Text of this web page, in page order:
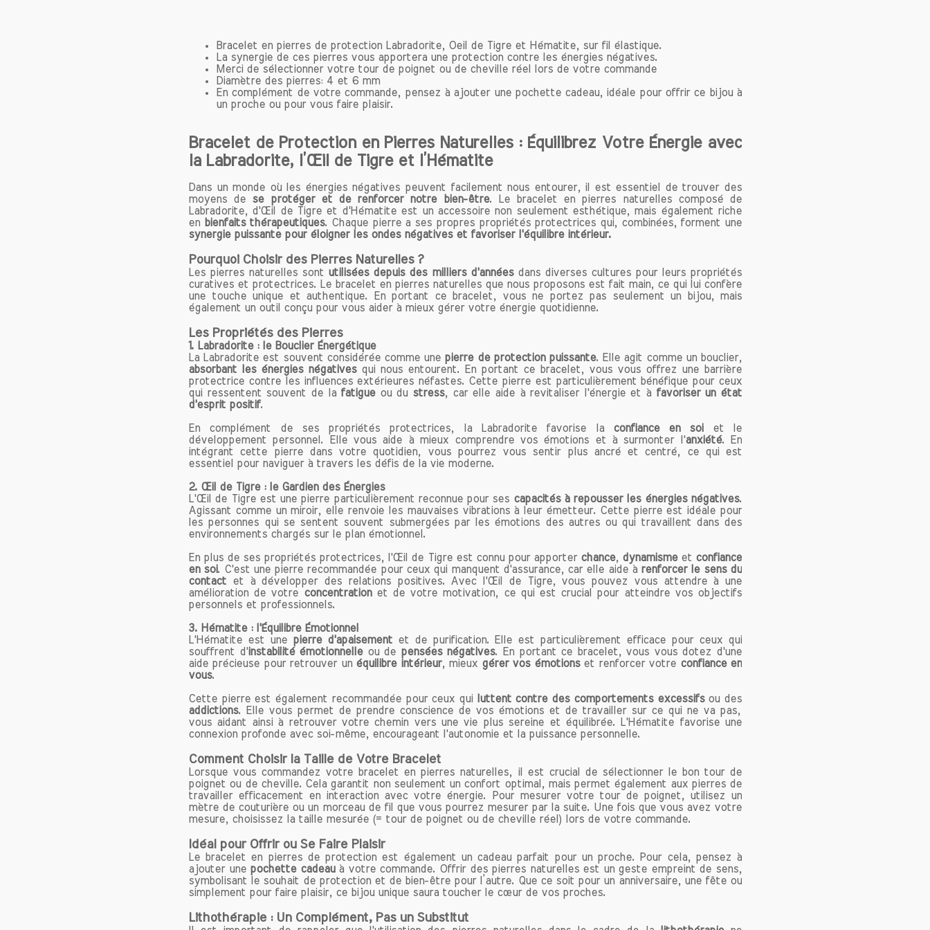
Confiance en Soi Renforcée
Pour ceux qui souffrent d'un manque d'estime de soi ou d'angoisses,
l'hématite peut être un allié précieux. En favorisant une attitude
positive et en renforçant la confiance en soi, cette pierre aide à
et à adopter une posture de vie proactive, permettant ainsi
d’atteindre ses objectifs plus facilement.
Équilibre Émotionnel
L'hématite joue un rôle crucial dans la gestion des émotions. En
apportant une stabilité émotionnelle, elle aide à faire face aux
fluctuations de l'humeur. Grâce à ses propriétés stabilisantes, elle
offrant ainsi une meilleure perspective sur les situations difficiles.
C'est une pierre particulièrement bénéfique pour ceux qui se sentent
souvent submergés par leurs émotions.
En plus de ses effets apaisants, l'hématite est également associée
au courage. Elle protège contre les influences néfastes et aide à
éloigner les pensées négatives. En favorisant un état d'esprit
optimiste, cette pierre encourage à se lancer dans des projets et à
redécouvrir les passions de la vie.
Écoute de Soi et Détection des Problèmes
L'hématite est un outil d'introspection puissant. Elle permet d’être à
l’écoute de soi-même, de détecter les déséquilibres et de prendre
périodes de questionnement ou qui cherchent à mieux comprendre
leurs émotions, l'hématite peut offrir un soutien précieux.
Aide en Cas d'Addictions
Dans le cadre de la lutte contre les addictions, l'hématite se montre
particulièrement efficace. Qu'il s'agisse de tabac, d'alcool ou de
comportements alimentaires excessifs, cette pierre favorise la
discipline et la clarté d'esprit. Elle peut devenir un compagnon idéal
retrouver un équilibre.
Hématite et Signe Astrologique
du Bélier, joue un rôle essentiel dans l'équilibre émotionnel de ceux
qui sont nés sous ce signe de feu. En raison de sa capacité unique à
dynamiser et à revitaliser, l'hématite est considérée comme un
véritable allié pour les Béliers. Cette pierre offre une énergie
stimulante qui permet aux natifs du Bélier de canaliser leur
enthousiasme débordant, favorisant ainsi une motivation constante
dans leurs projets.
L'hématite est également connue pour ses propriétés d'ancrage,
émotionnelles. En portant ou en méditant avec cette pierre, les
Béliers peuvent renforcer leur confiance en eux et leur capacité à
surmonter les défis. Cela les aide non seulement à rester concentrés
sur leurs objectifs, mais aussi à équilibrer leur impulsivité naturelle.
En intégrant l'hématite dans leur quotidien, les Béliers peuvent
Bracelet en pierres de protection Labradorite, Oeil de Tigre et Hématite, sur fil élastique.
La synergie de ces pierres vous apportera une protection contre les énergies négatives.
Merci de sélectionner votre tour de poignet ou de cheville réel lors de votre commande
Diamètre des pierres: 4 et 6 mm
En complément de votre commande, pensez à ajouter une pochette cadeau, idéale pour offrir ce bijou à
un proche ou pour vous faire plaisir.
Bracelet de Protection en Pierres Naturelles : Équilibrez Votre Énergie avec
la Labradorite, l’Œil de Tigre et l’Hématite
Dans un monde où les énergies négatives peuvent facilement nous entourer, il est essentiel de trouver des
moyens de se protéger et de renforcer notre bien-être. Le bracelet en pierres naturelles composé de
Labradorite, d'Œil de Tigre et d'Hématite est un accessoire non seulement esthétique, mais également riche
en bienfaits thérapeutiques. Chaque pierre a ses propres propriétés protectrices qui, combinées, forment une
synergie puissante pour éloigner les ondes négatives et favoriser l'équilibre intérieur.
Pourquoi Choisir des Pierres Naturelles ?
Les pierres naturelles sont utilisées depuis des milliers d'annéesdans diverses cultures pour leurs propriétés
curatives et protectrices. Le bracelet en pierres naturelles que nous proposons est fait main, ce qui lui confère
une touche unique et authentique. En portant ce bracelet, vous ne portez pas seulement un bijou, mais
également un outil conçu pour vous aider à mieux gérer votre énergie quotidienne.
Les Propriétés des Pierres
1. Labradorite : le Bouclier Énergétique
La Labradorite est souvent considérée comme une pierre de protection puissante. Elle agit comme un bouclier,
absorbant les énergies négativesqui nous entourent. En portant ce bracelet, vous vous offrez une barrière
protectrice contre les influences extérieures néfastes. Cette pierre est particulièrement bénéfique pour ceux
qui ressentent souvent de la fatigueou du stress, car elle aide à revitaliser l'énergie et à favoriser un état
d'esprit positif.
En complément de ses propriétés protectrices, la Labradorite favorise la confiance en soiet le
développement personnel. Elle vous aide à mieux comprendre vos émotions et à surmonter l'anxiété. En
intégrant cette pierre dans votre quotidien, vous pourrez vous sentir plus ancré et centré, ce qui est
essentiel pour naviguer à travers les défis de la vie moderne.
2. Œil de Tigre : le Gardien des Énergies
L'Œil de Tigre est une pierre particulièrement reconnue pour ses capacités à repousser les énergies négatives.
Agissant comme un miroir, elle renvoie les mauvaises vibrations à leur émetteur. Cette pierre est idéale pour
les personnes qui se sentent souvent submergées par les émotions des autres ou qui travaillent dans des
environnements chargés sur le plan émotionnel.
En plus de ses propriétés protectrices, l'Œil de Tigre est connu pour apporter chance, dynamismeet confiance
en soi. C'est une pierre recommandée pour ceux qui manquent d'assurance, car elle aide à renforcer le sens du
contact et à développer des relations positives. Avec l'Œil de Tigre, vous pouvez vous attendre à une
amélioration de votre concentrationet de votre motivation, ce qui est crucial pour atteindre vos objectifs
personnels et professionnels.
3. Hématite : l'Équilibre Émotionnel
L'Hématite est une pierre d'apaisementet de purification. Elle est particulièrement efficace pour ceux qui
souffrent d'instabilité émotionnelle ou de pensées négatives. En portant ce bracelet, vous vous dotez d'une
aide précieuse pour retrouver un équilibre intérieur, mieux gérer vos émotionset renforcer votre confiance en
vous.
Cette pierre est également recommandée pour ceux qui luttent contre des comportements excessifsou des
addictions. Elle vous permet de prendre conscience de vos émotions et de travailler sur ce qui ne va pas,
vous aidant ainsi à retrouver votre chemin vers une vie plus sereine et équilibrée. L'Hématite favorise une
connexion profonde avec soi-même, encourageant l'autonomie et la puissance personnelle.
Comment Choisir la Taille de Votre Bracelet
Lorsque vous commandez votre bracelet en pierres naturelles, il est crucial de sélectionner le bon tour de
poignet ou de cheville. Cela garantit non seulement un confort optimal, mais permet également aux pierres de
travailler efficacement en interaction avec votre énergie. Pour mesurer votre tour de poignet, utilisez un
mètre de couturière ou un morceau de fil que vous pourrez mesurer par la suite. Une fois que vous avez votre
mesure, choisissez la taille mesurée (= tour de poignet ou de cheville réel) lors de votre commande.
Idéal pour Offrir ou Se Faire Plaisir
Le bracelet en pierres de protection est également un cadeau parfait pour un proche. Pour cela, pensez à
ajouter une pochette cadeauà votre commande. Offrir des pierres naturelles est un geste empreint de sens,
symbolisant le souhait de protection et de bien-être pour l’autre. Que ce soit pour un anniversaire, une fête ou
simplement pour faire plaisir, ce bijou unique saura toucher le cœur de vos proches.
Lithothérapie : Un Complément, Pas un Substitut